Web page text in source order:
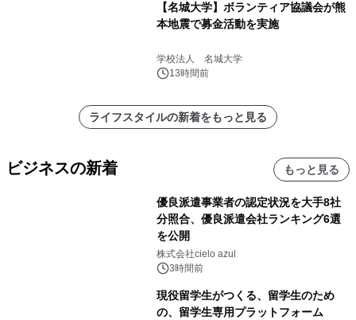
【名城大学】ボランティア協議会が熊
本地震で募金活動を実施
学校法人 名城大学
13時間前
ライフスタイルの新着をもっと見る
ビジネスの新着 もっと見る
優良派遣事業者の認定状況を大手8社
分照合、優良派遣会社ランキング6選
を公開
株式会社cielo azul
3時間前
現役留学生がつくる、留学生のため
の、留学生専用プラットフォーム